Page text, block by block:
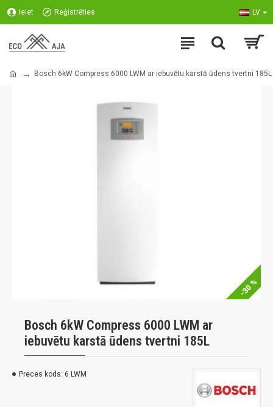
Ieiet Reģistrēties LV
Bosch 6kW Compress 6000 LWM ar iebuvētu karstā ūdens tvertni 185L
-30 %
Bosch 6kW Compress 6000 LWM ar
iebuvētu karstā ūdens tvertni 185L
Preces kods: 6 LWM